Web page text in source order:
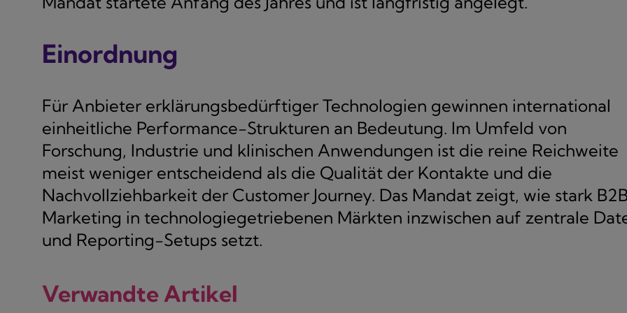
Einordnung
Für Anbieter erklärungsbedürftiger Technologien gewinnen international
einheitliche Performance-Strukturen an Bedeutung. Im Umfeld von
Forschung, Industrie und klinischen Anwendungen ist die reine Reichweite
meist weniger entscheidend als die Qualität der Kontakte und die
Nachvollziehbarkeit der Customer Journey. Das Mandat zeigt, wie stark
Marketing in technologiegetriebenen Märkten inzwischen auf zentrale
und Reporting-Setups setzt.
Verwandte Artikel